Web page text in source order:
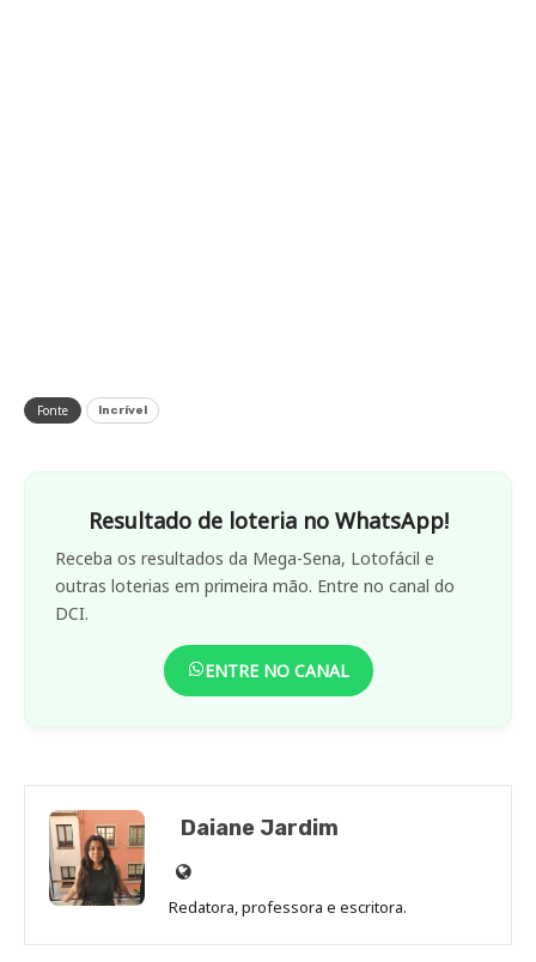
Fonte Incrível
Resultado de loteria no WhatsApp!
Receba os resultados da Mega-Sena, Lotofácil e
outras loterias em primeira mão. Entre no canal do
DCI.
ENTRE NO CANAL
Daiane Jardim
Site
de
Redatora, professora e escritora.